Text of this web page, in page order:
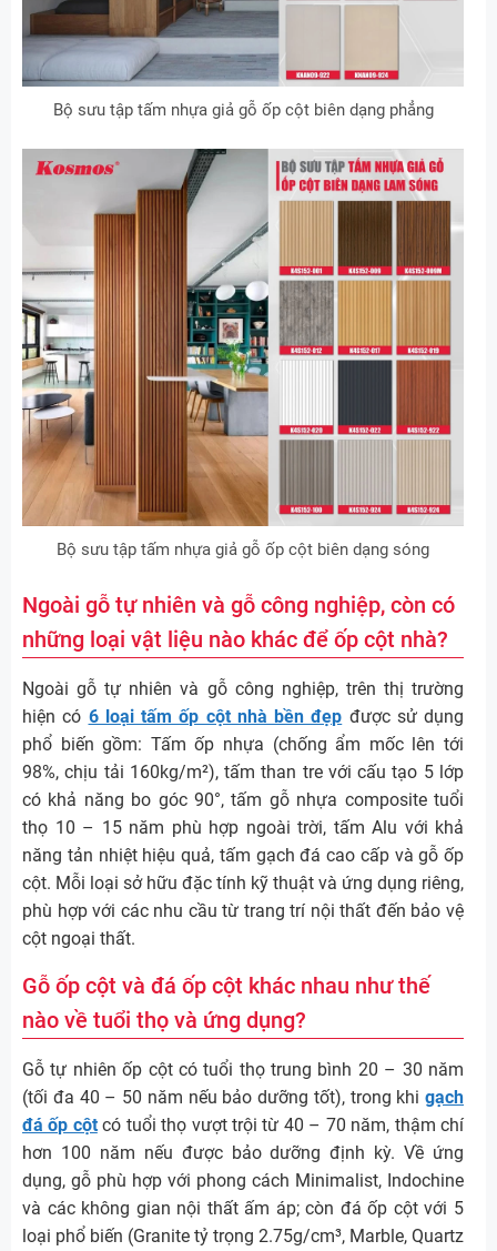
Bộ sưu tập tấm nhựa giả gỗ ốp cột biên dạng phẳng
Bộ sưu tập tấm nhựa giả gỗ ốp cột biên dạng sóng
Ngoài gỗ tự nhiên và gỗ công nghiệp, còn có
những loại vật liệu nào khác để ốp cột nhà?
Ngoài gỗ tự nhiên và gỗ công nghiệp, trên thị trường
hiện có 6 loại tấm ốp cột nhà bền đẹp được sử dụng
phổ biến gồm: Tấm ốp nhựa (chống ẩm mốc lên tới
98%, chịu tải 160kg/m²), tấm than tre với cấu tạo 5 lớp
có khả năng bo góc 90°, tấm gỗ nhựa composite tuổi
thọ 10 – 15 năm phù hợp ngoài trời, tấm Alu với khả
năng tản nhiệt hiệu quả, tấm gạch đá cao cấp và gỗ ốp
cột. Mỗi loại sở hữu đặc tính kỹ thuật và ứng dụng riêng,
phù hợp với các nhu cầu từ trang trí nội thất đến bảo vệ
cột ngoại thất.
Gỗ ốp cột và đá ốp cột khác nhau như thế
nào về tuổi thọ và ứng dụng?
Gỗ tự nhiên ốp cột có tuổi thọ trung bình 20 – 30 năm
(tối đa 40 – 50 năm nếu bảo dưỡng tốt), trong khi gạch
đá ốp cộtcó tuổi thọ vượt trội từ 40 – 70 năm, thậm chí
hơn 100 năm nếu được bảo dưỡng định kỳ. Về ứng
dụng, gỗ phù hợp với phong cách Minimalist, Indochine
và các không gian nội thất ấm áp; còn đá ốp cột với 5
loại phổ biến (Granite tỷ trọng 2.75g/cm³, Marble, Quartz